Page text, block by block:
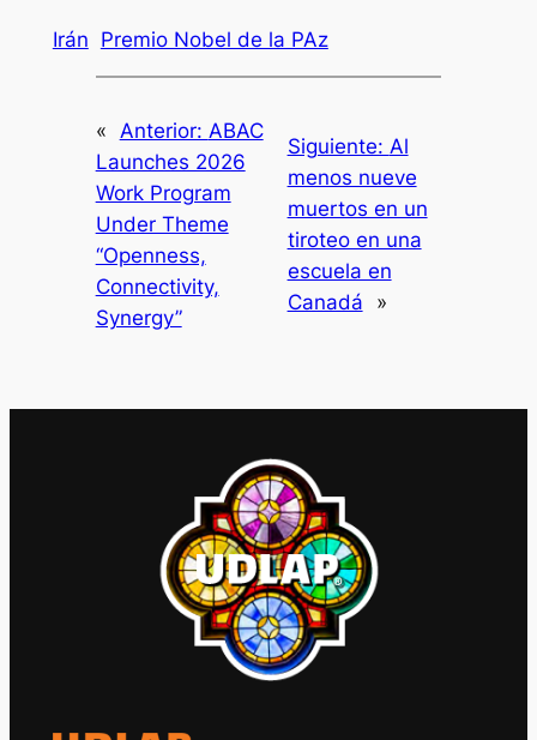
Irán Premio Nobel de la PAz
« Anterior: ABAC
Launches 2026
Work Program
Under Theme
“Openness,
Connectivity,
Synergy”
Siguiente: Al
menos nueve
muertos en un
tiroteo en una
escuela en
Canadá
»